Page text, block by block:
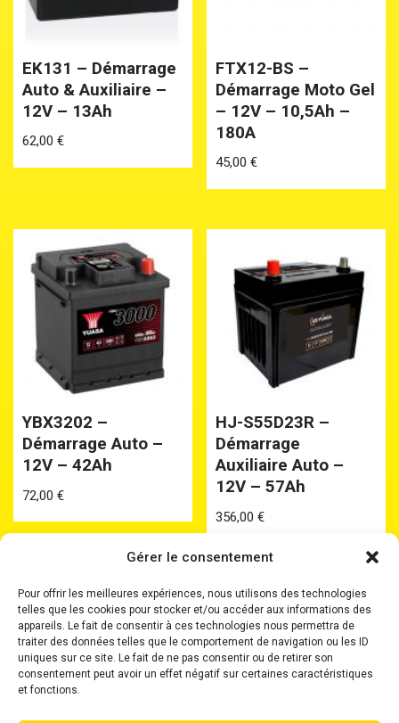
Gérer le consentement
Pour offrir les meilleures expériences, nous utilisons des technologies
telles que les cookies pour stocker et/ou accéder aux informations des
appareils. Le fait de consentir à ces technologies nous permettra de
traiter des données telles que le comportement de navigation ou les ID
uniques sur ce site. Le fait de ne pas consentir ou de retirer son
consentement peut avoir un effet négatif sur certaines caractéristiques
et fonctions.
EK131 – Démarrage
Auto & Auxiliaire –
12V – 13Ah
62,00 €
FTX12-BS –
Démarrage Moto Gel
– 12V – 10,5Ah –
180A
45,00€
YBX3202 –
Démarrage Auto –
12V – 42Ah
72,00 €
HJ-S55D23R –
Démarrage
Auxiliaire Auto –
12V – 57Ah
356,00€
Accueil Batteries
Batteries Plomb Etanche
Chargeurs